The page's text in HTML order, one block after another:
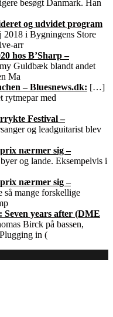
besøgt Danmark. Han
og udvidet program
i Bygningens Store
arr
hos B’Sharp –
Guldbæk blandt andet
Ma
– Bluesnews.dk: […]
rytmepar med
Festival –
og leadguitarist blev
nærmer sig –
og lande. Eksempelvis i
nærmer sig –
mange forskellige
Seven years after (DME
Birck på bassen,
in (